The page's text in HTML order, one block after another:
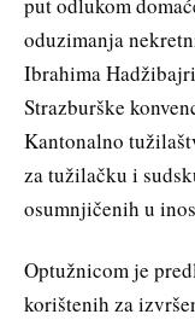
oduzimanja
Ibrahima
Strazburške
Kantonalno
za tužilačku i
osumnjičenih u
Optužnicom je
korištenih za